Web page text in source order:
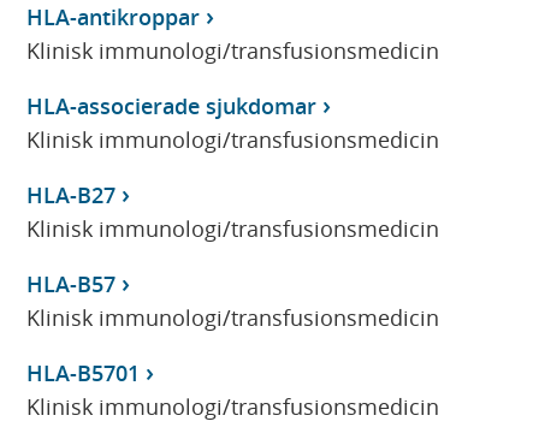
HLA-antikroppar
Klinisk immunologi/transfusionsmedicin
HLA-associerade sjukdomar
Klinisk immunologi/transfusionsmedicin
HLA-B27
Klinisk immunologi/transfusionsmedicin
HLA-B57
Klinisk immunologi/transfusionsmedicin
HLA-B5701
Klinisk immunologi/transfusionsmedicin